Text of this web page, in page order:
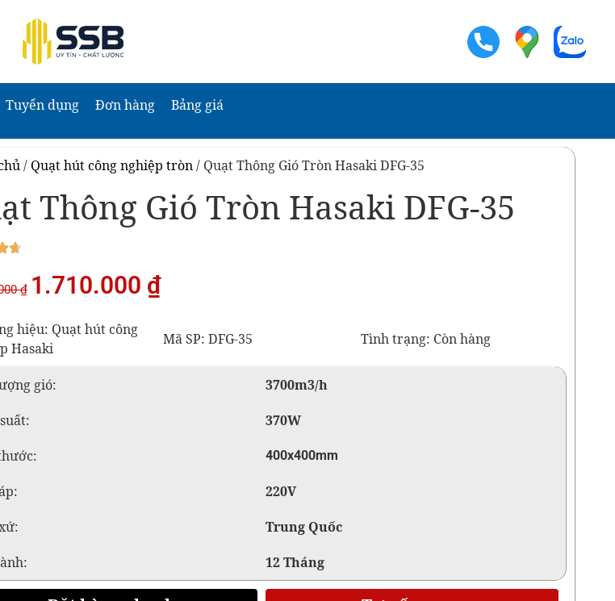
Tuyển dụng Đơn hàng Bảng giá
/ Quạt hút công nghiệp tròn/ Quạt Thông Gió Tròn Hasaki DFG-35
Thông Gió Tròn Hasaki DFG-35
₫ 1.710.000 ₫
hiệu: Quạt hút công
Hasaki
Mã SP: DFG-35 Tình trạng: Còn hàng
gió:
3700m3/h
370W
400x400mm
220V
Trung Quốc
12 Tháng